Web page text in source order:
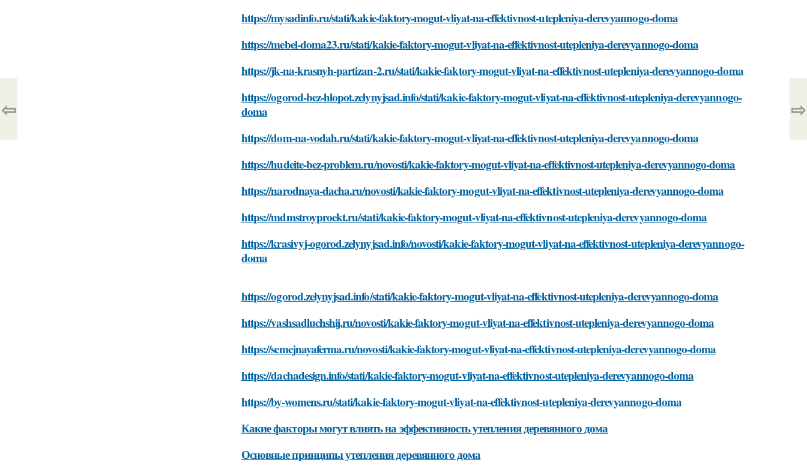
https://mysadinfo.ru/stati/kakie-faktory-mogut-vliyat-na-effektivnost-utepleniya-derevyannogo-doma
https://mebel-doma23.ru/stati/kakie-faktory-mogut-vliyat-na-effektivnost-utepleniya-derevyannogo-doma
https://jk-na-krasnyh-partizan-2.ru/stati/kakie-faktory-mogut-vliyat-na-effektivnost-utepleniya-derevyannogo-doma
https://ogorod-bez-hlopot.zelynyjsad.info/stati/kakie-faktory-mogut-vliyat-na-effektivnost-utepleniya-derevyannogo-
doma
https://dom-na-vodah.ru/stati/kakie-faktory-mogut-vliyat-na-effektivnost-utepleniya-derevyannogo-doma
https://hudeite-bez-problem.ru/novosti/kakie-faktory-mogut-vliyat-na-effektivnost-utepleniya-derevyannogo-doma
https://narodnaya-dacha.ru/novosti/kakie-faktory-mogut-vliyat-na-effektivnost-utepleniya-derevyannogo-doma
https://mdmstroyproekt.ru/stati/kakie-faktory-mogut-vliyat-na-effektivnost-utepleniya-derevyannogo-doma
https://krasivyj-ogorod.zelynyjsad.info/novosti/kakie-faktory-mogut-vliyat-na-effektivnost-utepleniya-derevyannogo-
doma
https://ogorod.zelynyjsad.info/stati/kakie-faktory-mogut-vliyat-na-effektivnost-utepleniya-derevyannogo-doma
https://vashsadluchshij.ru/novosti/kakie-faktory-mogut-vliyat-na-effektivnost-utepleniya-derevyannogo-doma
https://semejnayaferma.ru/novosti/kakie-faktory-mogut-vliyat-na-effektivnost-utepleniya-derevyannogo-doma
https://dachadesign.info/stati/kakie-faktory-mogut-vliyat-na-effektivnost-utepleniya-derevyannogo-doma
https://by-womens.ru/stati/kakie-faktory-mogut-vliyat-na-effektivnost-utepleniya-derevyannogo-doma
Какие факторы могут влиять на эффективность утепления деревянного дома
Основные принципы утепления деревянного дома
⇦ ⇨